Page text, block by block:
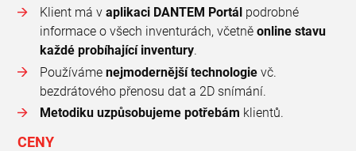
Klient má v aplikaci DANTEM Portál podrobné
informace o všech inventurách, včetně online stavu
každé probíhající inventury.
Používáme nejmodernější technologievč.
bezdrátového přenosu dat a 2D snímání.
Metodiku uzpůsobujeme potřebám klientů.
CENY